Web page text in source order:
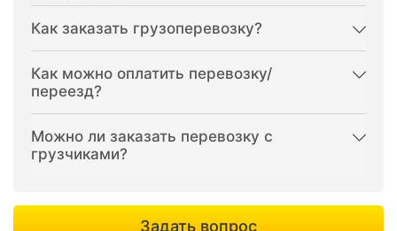
Как заказать грузоперевозку?
Как можно оплатить перевозку/
переезд?
Можно ли заказать перевозку с
грузчиками?
Задать вопрос